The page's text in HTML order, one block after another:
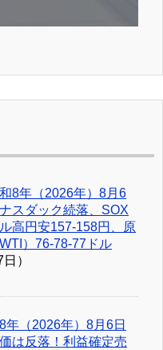
8年（2026年）8月6
スダック続落、SOX
高円安157-158円、原
）76-78-77ドル
）
年（2026年）8月6日
は反落！利益確定売